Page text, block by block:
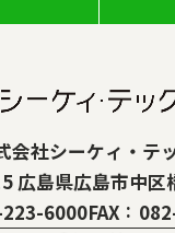
会社シーケィ・テ
広島県広島市中区
6000FAX